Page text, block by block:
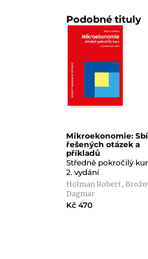
Podobné tituly
Mikroekonomie:
řešených otázek a
příkladů
Středně pokročilý
2. vydání
Holman Robert,
Dagmar
Kč 470